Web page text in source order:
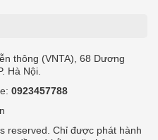
thông (VNTA), 68 Dương
Hà Nội.
0923457788
reserved. Chỉ được phát hành